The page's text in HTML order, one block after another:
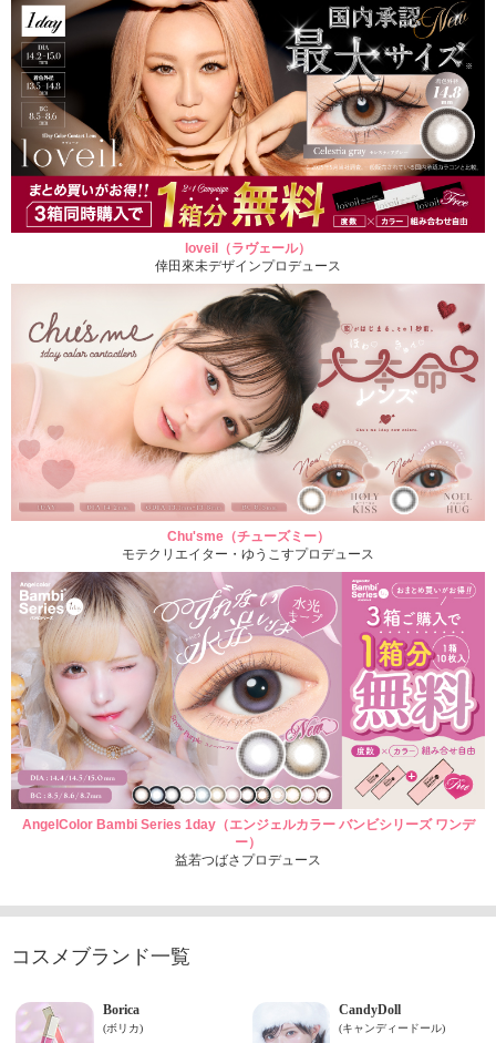
loveil（ラヴェール）
倖田來未デザインプロデュース
Chu'sme（チューズミー）
モテクリエイター・ゆうこすプロデュース
AngelColor Bambi Series 1day（エンジェルカラー バンビシリーズ ワンデ
ー）
益若つばさプロデュース
コスメブランド一覧